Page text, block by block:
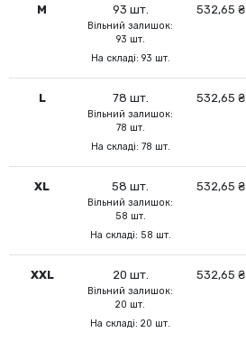
M 93 шт.
Вільний залишок:
93 шт.
На складі: 93 шт.
532,65 ₴
L 78 шт.
Вільний залишок:
78 шт.
На складі: 78 шт.
532,65 ₴
XL 58 шт.
Вільний залишок:
58 шт.
На складі: 58 шт.
532,65 ₴
XXL 20 шт.
Вільний залишок:
20 шт.
На складі: 20 шт.
532,65 ₴